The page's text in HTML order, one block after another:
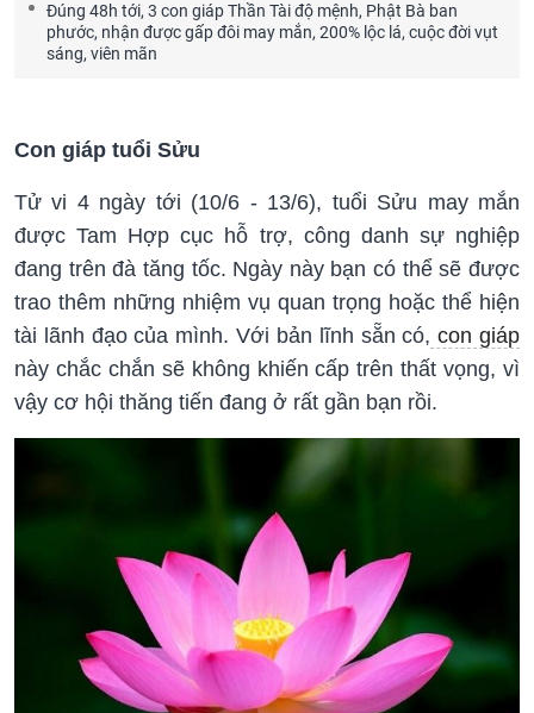
Đúng 48h tới, 3 con giáp Thần Tài độ mệnh, Phật Bà ban
phước, nhận được gấp đôi may mắn, 200% lộc lá, cuộc đời vụt
sáng, viên mãn
Con giáp tuổi Sửu
Tử vi 4 ngày tới (10/6 - 13/6), tuổi Sửu may mắn
được Tam Hợp cục hỗ trợ, công danh sự nghiệp
đang trên đà tăng tốc. Ngày này bạn có thể sẽ được
trao thêm những nhiệm vụ quan trọng hoặc thể hiện
tài lãnh đạo của mình. Với bản lĩnh sẵn có, con giáp
này chắc chắn sẽ không khiến cấp trên thất vọng, vì
vậy cơ hội thăng tiến đang ở rất gần bạn rồi.